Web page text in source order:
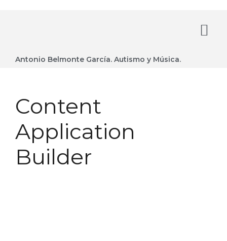
Antonio Belmonte García. Autismo y Música.
Content
Application
Builder